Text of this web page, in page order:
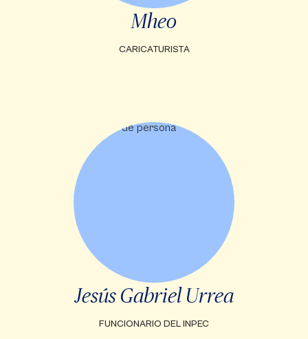
Mheo
CARICATURISTA
Jesús Gabriel Urrea
FUNCIONARIO DEL INPEC